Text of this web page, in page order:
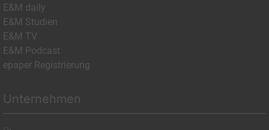
E&M daily
E&M Studien
E&M TV
E&M Podcast
epaper Registrierung
Unternehmen